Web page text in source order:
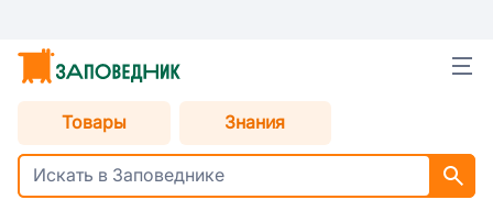
Товары Знания